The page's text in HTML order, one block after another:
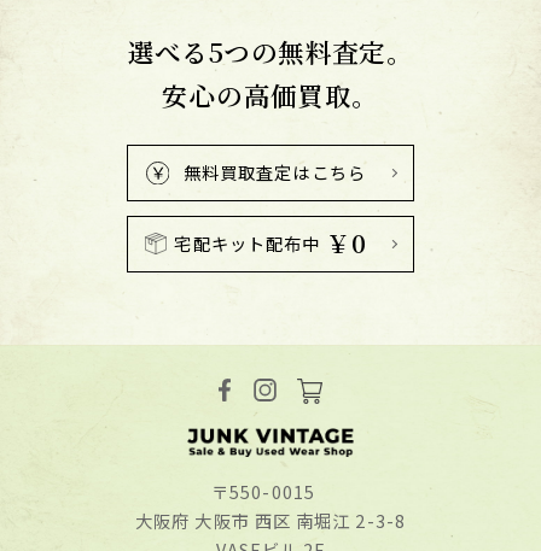
選べる5つの無料査定。
安心の高価買取。
無料買取査定はこちら
宅配キット配布中 ￥0
〒550-0015
⼤阪府 ⼤阪市 ⻄区 南堀江 2-3-8